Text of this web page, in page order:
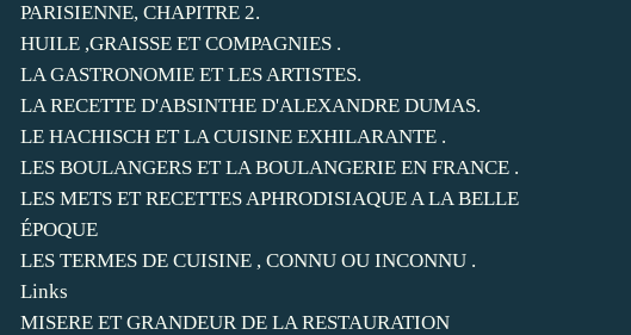
PARISIENNE, CHAPITRE 2.
HUILE ,GRAISSE ET COMPAGNIES .
LA GASTRONOMIE ET LES ARTISTES.
LA RECETTE D'ABSINTHE D'ALEXANDRE DUMAS.
LE HACHISCH ET LA CUISINE EXHILARANTE .
LES BOULANGERS ET LA BOULANGERIE EN FRANCE .
LES METS ET RECETTES APHRODISIAQUE A LA BELLE
ÉPOQUE
LES TERMES DE CUISINE , CONNU OU INCONNU .
Links
MISERE ET GRANDEUR DE LA RESTAURATION